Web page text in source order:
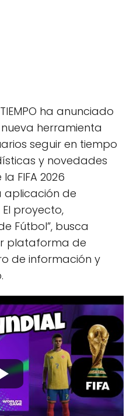
ha anunciado
herramienta
seguir en tiempo
y novedades
FIFA 2026
aplicación de
proyecto,
Fútbol”, busca
plataforma de
de información y